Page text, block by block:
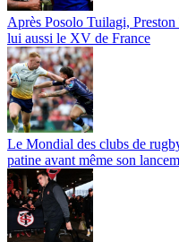
Après Posolo Tuilagi,
lui aussi le XV de France
Le Mondial des clubs de
patine avant même son